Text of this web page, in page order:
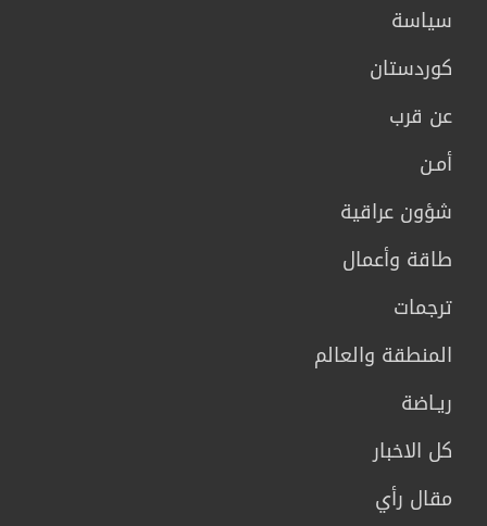
سیاسة
كوردستان
عن قرب
أمـن
شؤون عراقية
طاقة وأعمال
ترجمات
المنطقة والعالم
ريـاضة
كل الاخبار
مقال رأي